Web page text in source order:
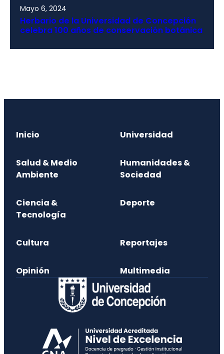
Mayo 6, 2024
Herbario de la Universidad de Concepción
celebra 100 años de conservación botánica
Inicio Universidad
Salud & Medio
Ambiente
Humanidades &
Sociedad
Ciencia &
Tecnología
Deporte
Cultura Reportajes
Opinión Multimedia